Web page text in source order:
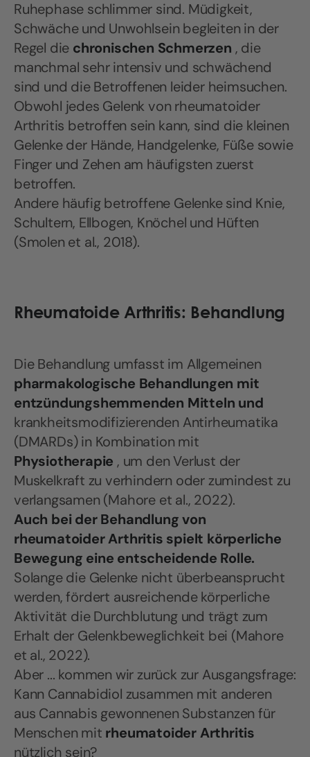
Ruhephase schlimmer sind. Müdigkeit,
Schwäche und Unwohlsein begleiten in der
Regel die chronischen Schmerzen , die
manchmal sehr intensiv und schwächend
sind und die Betroffenen leider heimsuchen.
Obwohl jedes Gelenk von rheumatoider
Arthritis betroffen sein kann, sind die kleinen
Gelenke der Hände, Handgelenke, Füße sowie
Finger und Zehen am häufigsten zuerst
betroffen.
Andere häufig betroffene Gelenke sind Knie,
Schultern, Ellbogen, Knöchel und Hüften
(Smolen et al., 2018).
Rheumatoide Arthritis: Behandlung
Die Behandlung umfasst im Allgemeinen
pharmakologische Behandlungen mit
entzündungshemmenden Mitteln und
krankheitsmodifizierenden Antirheumatika
(DMARDs) in Kombination mit
Physiotherapie , um den Verlust der
Muskelkraft zu verhindern oder zumindest zu
verlangsamen (Mahore et al., 2022).
Auch bei der Behandlung von
rheumatoider Arthritis spielt körperliche
Bewegung eine entscheidende Rolle.
Solange die Gelenke nicht überbeansprucht
werden, fördert ausreichende körperliche
Aktivität die Durchblutung und trägt zum
Erhalt der Gelenkbeweglichkeit bei (Mahore
et al., 2022).
Aber ... kommen wir zurück zur Ausgangsfrage:
Kann Cannabidiol zusammen mit anderen
aus Cannabis gewonnenen Substanzen für
Menschen mit rheumatoider Arthritis
nützlich sein?